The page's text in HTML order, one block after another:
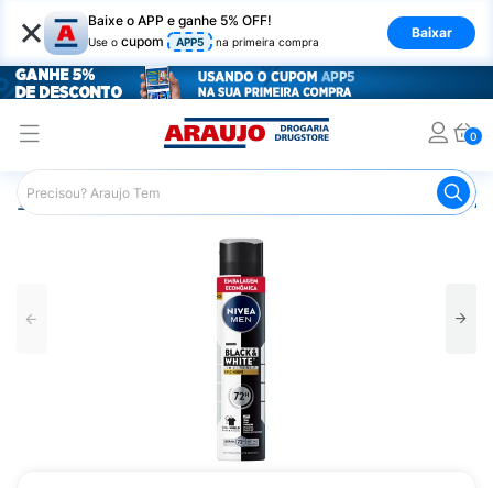
× Baixe o APP e ganhe 5% OFF!
Use o cupom APP5 na primeira compra
Baixar
0
Araujo Higiene Pessoal Desodorante